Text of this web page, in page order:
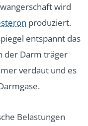
wird
produziert.
entspannt das
der Darm träger
verdaut und es
Belastungen